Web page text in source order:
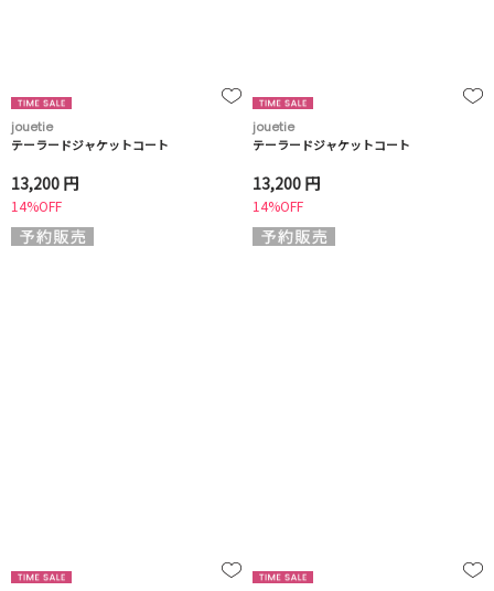
jouetie
テーラードジャケットコート
13,200 円
14%OFF
jouetie
テーラードジャケットコート
13,200 円
14%OFF